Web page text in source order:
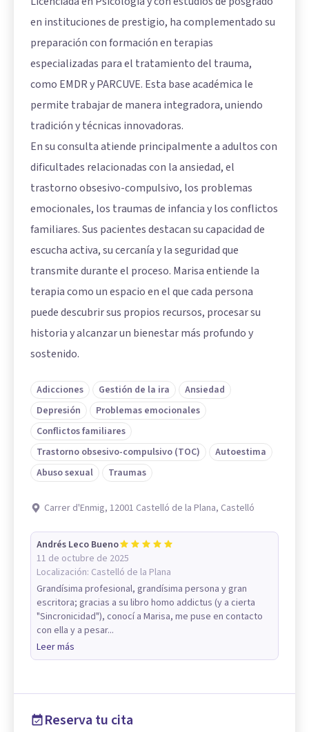
en instituciones de prestigio, ha complementado su
preparación con formación en terapias
especializadas para el tratamiento del trauma,
como EMDR y PARCUVE. Esta base académica le
permite trabajar de manera integradora, uniendo
tradición y técnicas innovadoras.
En su consulta atiende principalmente a adultos con
dificultades relacionadas con la ansiedad, el
trastorno obsesivo-compulsivo, los problemas
emocionales, los traumas de infancia y los conflictos
familiares. Sus pacientes destacan su capacidad de
escucha activa, su cercanía y la seguridad que
transmite durante el proceso. Marisa entiende la
terapia como un espacio en el que cada persona
puede descubrir sus propios recursos, procesar su
historia y alcanzar un bienestar más profundo y
sostenido.
Adicciones Gestión de la ira
Ansiedad
Depresión
Problemas emocionales
Conflictos familiares
Trastorno obsesivo-compulsivo (TOC)
Autoestima
Abuso sexual
Traumas
Carrer d'Enmig, 12001 Castelló de la Plana, Castelló
Andrés Leco Bueno
11 de octubre de 2025
Localización: Castelló de la Plana
Grandísima profesional, grandísima persona y gran
escritora; gracias a su libro homo addictus (y a cierta
"Sincronicidad"), conocí a Marisa, me puse en contacto
con ella y a pesar...
Leer más
Reserva tu cita